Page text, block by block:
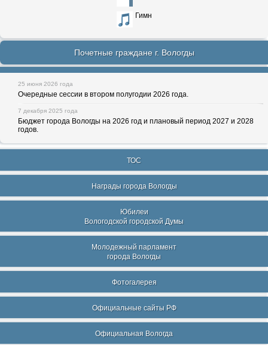
Гимн
Почетные граждане г. Вологды
25 июня 2026 года
Очередные сессии в втором полугодии 2026 года.
7 декабря 2025 года
Бюджет города Вологды на 2026 год и плановый период 2027 и 2028
годов.
ТОС
Награды города Вологды
Юбилеи
Вологодской городской Думы
Молодежный парламент
города Вологды
Фотогалерея
Официальные сайты РФ
Официальная Вологда